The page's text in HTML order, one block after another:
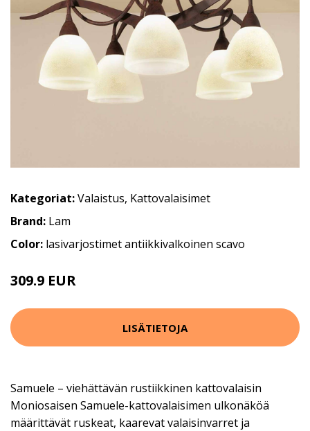
Kategoriat:Valaistus, Kattovalaisimet
Brand: Lam
Color: lasivarjostimet antiikkivalkoinen scavo
309.9 EUR
LISÄTIETOJA
Samuele – viehättävän rustiikkinen kattovalaisin
Moniosaisen Samuele-kattovalaisimen ulkonäköä
määrittävät ruskeat, kaarevat valaisinvarret ja